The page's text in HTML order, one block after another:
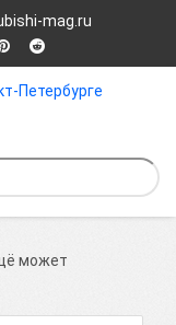
mag.ru
может